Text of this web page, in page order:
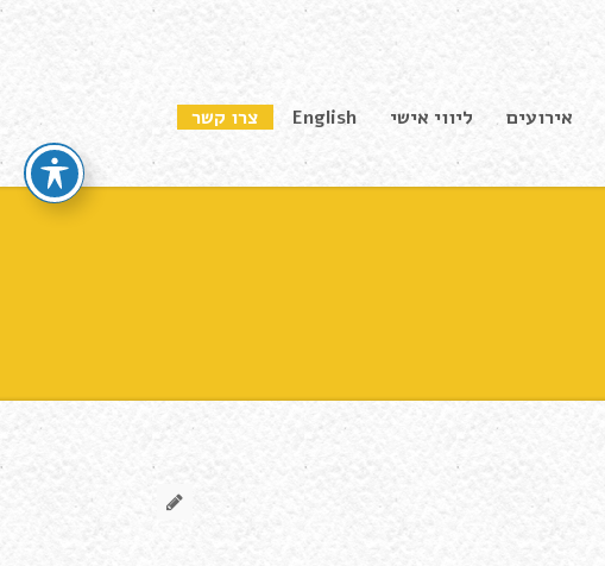
אירועים ליווי אישי English צרו קשר